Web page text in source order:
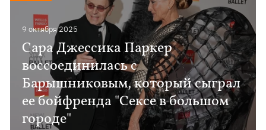
9 октября 2025
Сара Джессика Паркер
воссоединилась с
Барышниковым, который сыграл
ее бойфренда "Сексе в большом
городе"